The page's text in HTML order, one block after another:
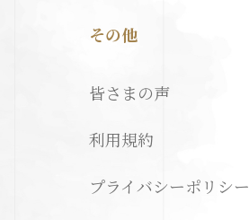
その他
皆さまの声
利用規約
プライバシーポリシー